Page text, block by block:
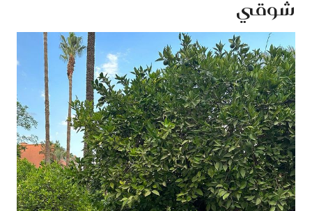
شوقي